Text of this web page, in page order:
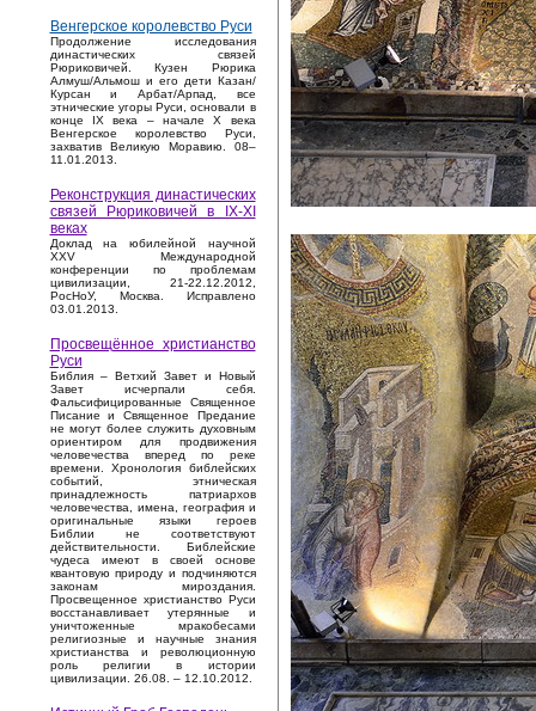
Венгерское королевство Руси
Продолжение исследования
династических связей
Рюриковичей. Кузен Рюрика
Алмуш/Альмош и его дети Казан/
Курсан и Арбат/Арпад, все
этнические угоры Руси, основали в
конце IX века – начале X века
Венгерское королевство Руси,
захватив Великую Моравию. 08–
11.01.2013.
Реконструкция династических
связей Рюриковичей в IX-XI
веках
Доклад на юбилейной научной
XXV Международной
конференции по проблемам
цивилизации, 21-22.12.2012,
РосНоУ, Москва. Исправлено
03.01.2013.
Просвещённое христианство
Руси
Библия – Ветхий Завет и Новый
Завет исчерпали себя.
Фальсифицированные Священное
Писание и Священное Предание
не могут более служить духовным
ориентиром для продвижения
человечества вперед по реке
времени. Хронология библейских
событий, этническая
принадлежность патриархов
человечества, имена, география и
оригинальные языки героев
Библии не соответствуют
действительности. Библейские
чудеса имеют в своей основе
квантовую природу и подчиняются
законам мироздания.
Просвещенное христианство Руси
восстанавливает утерянные и
уничтоженные мракобесами
религиозные и научные знания
христианства и революционную
роль религии в истории
цивилизации. 26.08. – 12.10.2012.